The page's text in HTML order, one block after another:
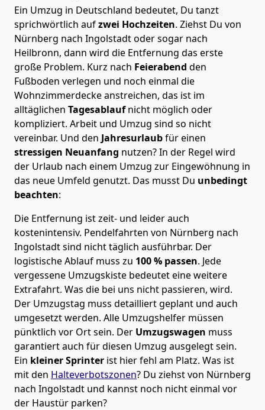
Ein Umzug in Deutschland bedeutet, Du tanzt
sprichwörtlich aufzwei Hochzeiten. Ziehst Du von
Nürnberg nach Ingolstadt oder sogar nach
Heilbronn, dann wird die Entfernung das erste
große Problem. Kurz nach Feierabend den
Fußboden verlegen und noch einmal die
Wohnzimmerdecke anstreichen, das ist im
alltäglichen Tagesablaufnicht möglich oder
kompliziert. Arbeit und Umzug sind so nicht
vereinbar. Und den Jahresurlaubfür einen
stressigen Neuanfang nutzen? In der Regel wird
der Urlaub nach einem Umzug zur Eingewöhnung in
das neue Umfeld genutzt. Das musst Du unbedingt
beachten:
Die Entfernung ist zeit- und leider auch
kostenintensiv. Pendelfahrten von Nürnberg nach
Ingolstadt sind nicht täglich ausführbar. Der
logistische Ablauf muss zu 100 % passen. Jede
vergessene Umzugskiste bedeutet eine weitere
Extrafahrt. Was die bei uns nicht passieren, wird.
Der Umzugstag muss detailliert geplant und auch
umgesetzt werden. Alle Umzugshelfer müssen
pünktlich vor Ort sein. Der Umzugswagen muss
garantiert auch für diesen Umzug ausgelegt sein.
Ein kleiner Sprinter ist hier fehl am Platz. Was ist
mit den Halteverbotszonen? Du ziehst von Nürnberg
nach Ingolstadt und kannst noch nicht einmal vor
der Haustür parken?